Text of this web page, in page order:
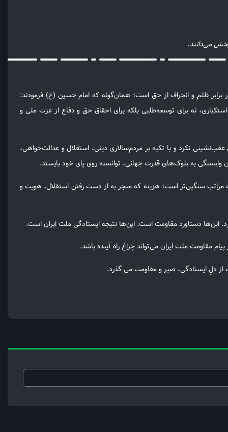
می‌دانند.
ظلم و انحراف از حق است؛ همان‌گونه که امام حسین (ع) فرمودند:
نه برای توسعه‌طلبی بلکه برای احقاق حق و دفاع از عزت ملی و
نکرد و با تکیه بر مردم‌سالاری دینی، استقلال و عدالت‌خواهی،
وابستگی به بلوک‌های قدرت جهانی، توانسته روی پای خود بایستد.
مراتب سنگین‌تر است؛ هزینه‌ که منجر به از دست رفتن استقلال، هویت و
این‌ها دستاورد مقاومت است. این‌ها نتیجه ایستادگی ملت ایران است.
مقاومت ملت ایران می‌تواند چراغ راه آینده باشد.
از دلِ ایستادگی، صبر و مقاومت می گذرد.